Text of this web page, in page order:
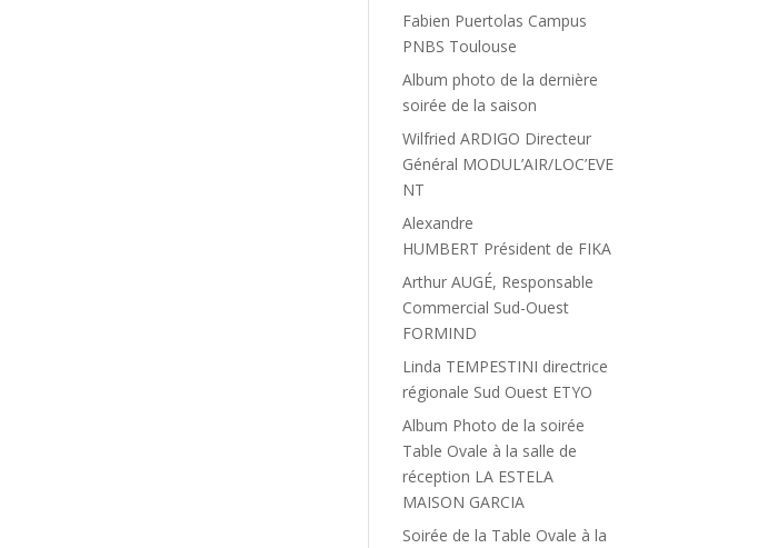
Fabien Puertolas Campus
PNBS Toulouse
Album photo de la dernière
soirée de la saison
Wilfried ARDIGO Directeur
Général MODUL’AIR/LOC’EVE
NT
Alexandre
HUMBERT Président de FIKA
Arthur AUGÉ, Responsable
Commercial Sud-Ouest
FORMIND
Linda TEMPESTINI directrice
régionale Sud Ouest ETYO
Album Photo de la soirée
Table Ovale à la salle de
réception LA ESTELA
MAISON GARCIA
Soirée de la Table Ovale à la